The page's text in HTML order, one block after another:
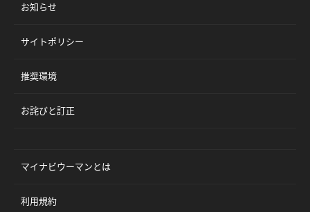
お知らせ
サイトポリシー
推奨環境
お詫びと訂正
マイナビウーマンとは
利用規約